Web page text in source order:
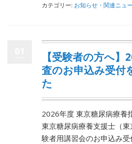
カテゴリー: お知らせ・関連ニュ
【受験者の方へ
査のお申込み受付
た
2026年度 東京糖尿病療養
東京糖尿病療養支援士（
験者用講習会のお申込み